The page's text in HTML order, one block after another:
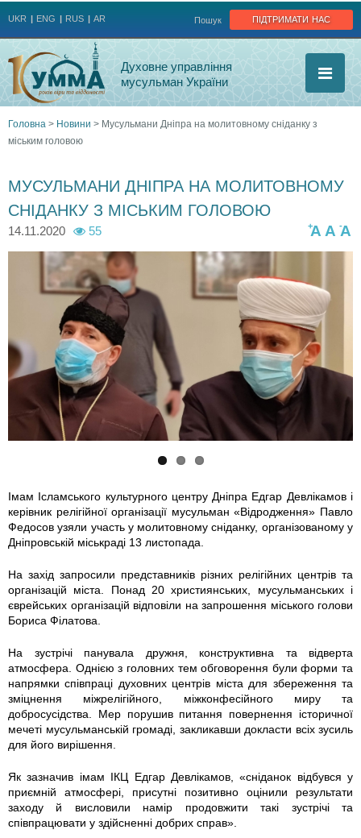
підтримати нас
Пошук
UKR ENG RUS AR
Духовне управління
мусульман України
Ви
є
тут
Головна > Новини > Мусульмани Дніпра на молитовному сніданку з
міським головою
МУСУЛЬМАНИ ДНІПРА НА МОЛИТОВНОМУ
СНІДАНКУ З МІСЬКИМ ГОЛОВОЮ
14.11.2020 55 -A
A
+A
l
i
n
y
i
_
z
a
t
r
l
i
n
i
_
s
n
i
a
n
l
i
n
y
i
_
z
a
t
r
Імам Ісламського культурного центру Дніпра Едгар Девлікамов і
керівник релігійної організації мусульман «Відродження» Павло
Федосов узяли участь у молитовному сніданку, організованому у
Дніпровській міськраді 13 листопада.
На захід запросили представників різних релігійних центрів та
організацій міста. Понад 20 християнських, мусульманських і
єврейських організацій відповіли на запрошення міського голови
Бориса Філатова.
На зустрічі панувала дружня, конструктивна та відверта
атмосфера. Однією з головних тем обговорення були форми та
напрямки співпраці духовних центрів міста для збереження та
зміцнення міжрелігійного, міжконфесійного миру та
добросусідства. Мер порушив питання повернення історичної
мечеті мусульманській громаді, закликавши докласти всіх зусиль
для його вирішення.
Як зазначив імам ІКЦ Едгар Девлікамов, «сніданок відбувся у
приємній атмосфері, присутні позитивно оцінили результати
заходу й висловили намір продовжити такі зустрічі та
співпрацювати у здійсненні добрих справ».